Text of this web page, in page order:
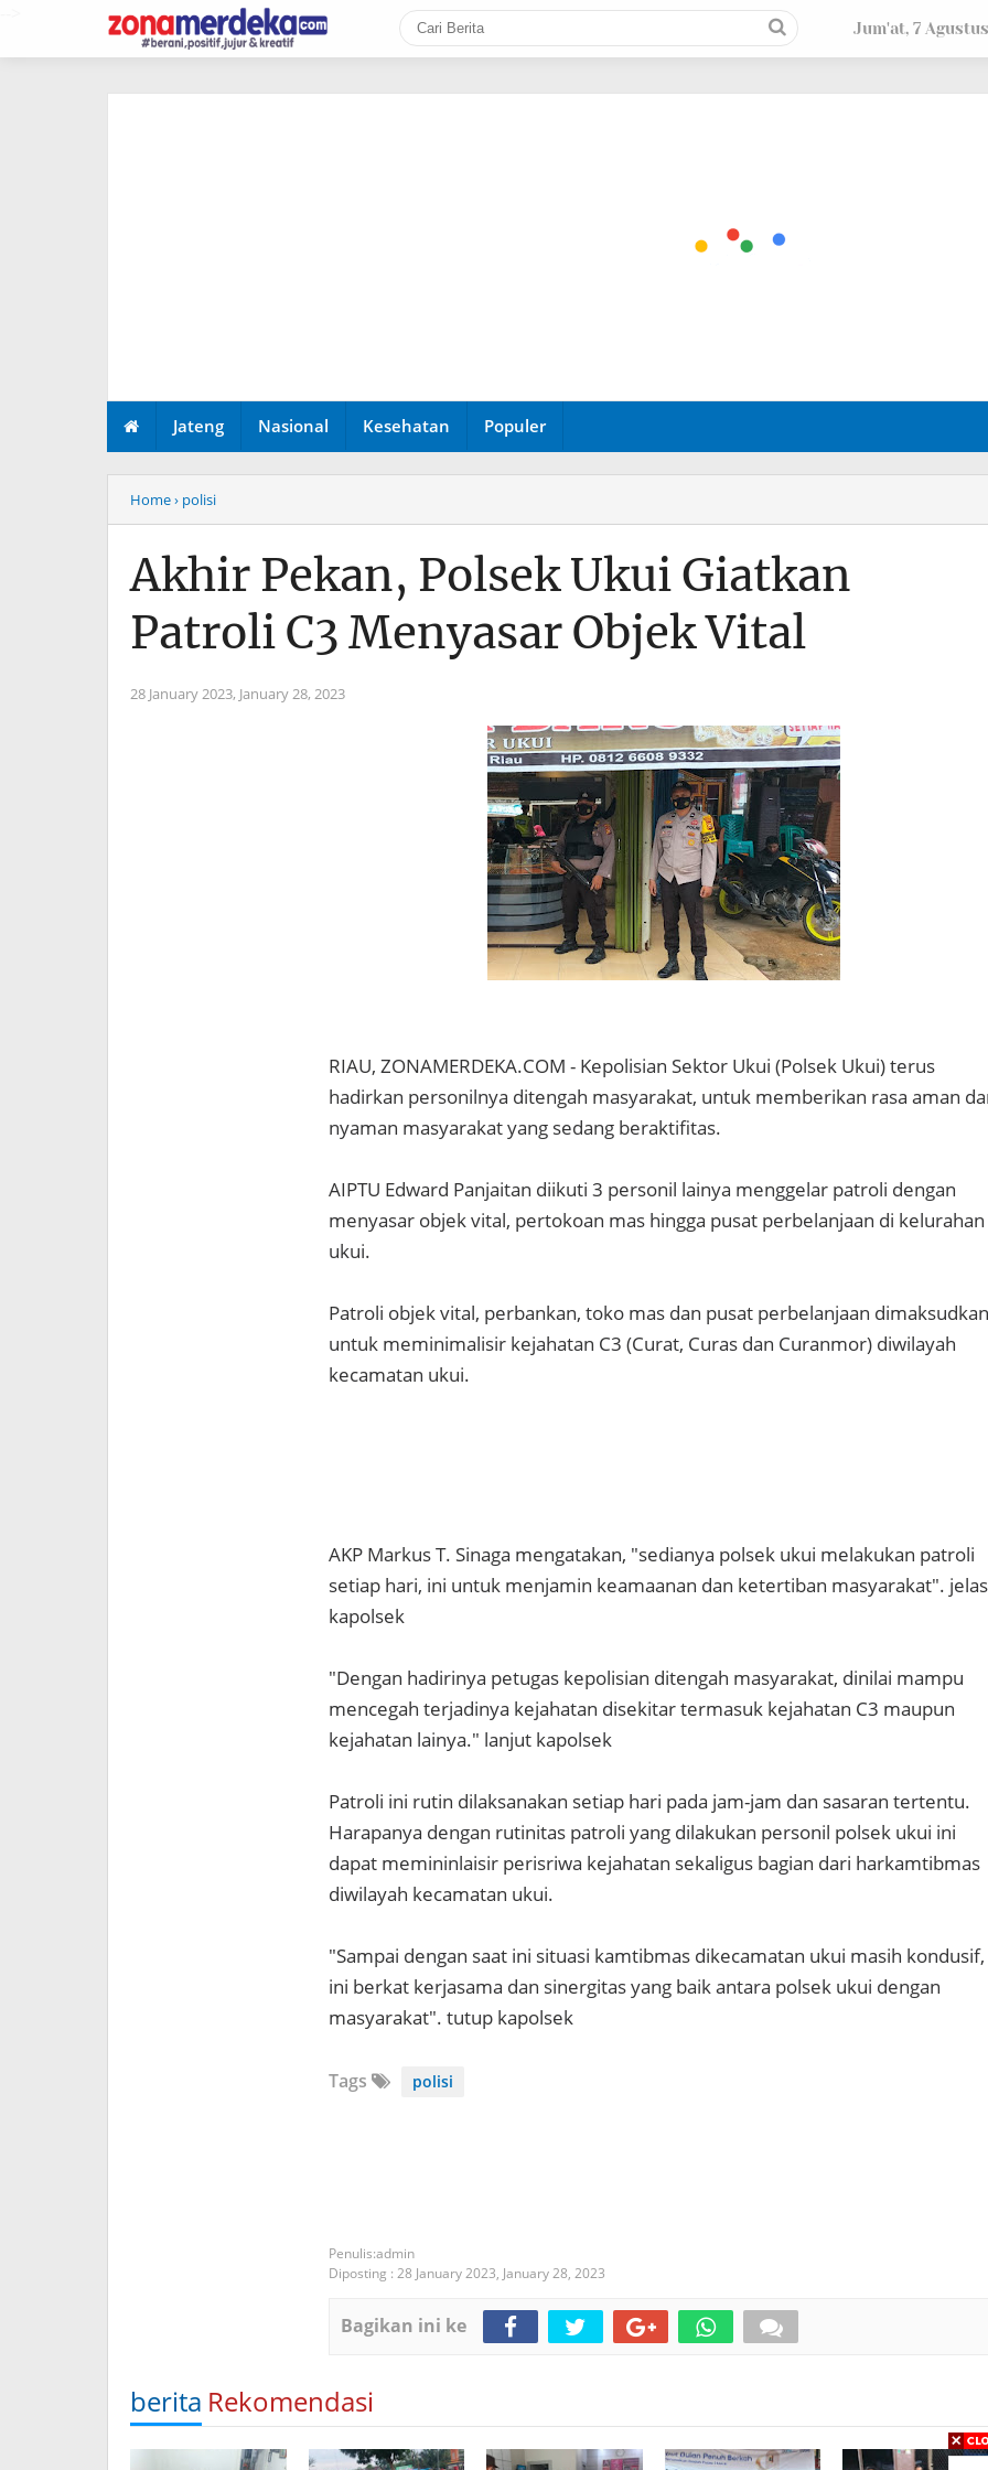
Jum'at, 7
Jateng Nasional Kesehatan Populer
Home› polisi
Akhir Pekan, Polsek Ukui Giatkan
Patroli C3 Menyasar Objek Vital
28 January 2023, January 28, 2023
RIAU, ZONAMERDEKA.COM - Kepolisian Sektor Ukui (Polsek Ukui) terus
hadirkan personilnya ditengah masyarakat, untuk memberikan rasa aman
nyaman masyarakat yang sedang beraktifitas.
AIPTU Edward Panjaitan diikuti 3 personil lainya menggelar patroli dengan
menyasar objek vital, pertokoan mas hingga pusat perbelanjaan di kelurahan
ukui.
Patroli objek vital, perbankan, toko mas dan pusat perbelanjaan dimaksudkan
untuk meminimalisir kejahatan C3 (Curat, Curas dan Curanmor) diwilayah
kecamatan ukui.
AKP Markus T. Sinaga mengatakan, "sedianya polsek ukui melakukan patroli
setiap hari, ini untuk menjamin keamaanan dan ketertiban masyarakat". jelas
kapolsek
"Dengan hadirinya petugas kepolisian ditengah masyarakat, dinilai mampu
mencegah terjadinya kejahatan disekitar termasuk kejahatan C3 maupun
kejahatan lainya." lanjut kapolsek
Patroli ini rutin dilaksanakan setiap hari pada jam-jam dan sasaran tertentu.
Harapanya dengan rutinitas patroli yang dilakukan personil polsek ukui ini
dapat memininlaisir perisriwa kejahatan sekaligus bagian dari harkamtibmas
diwilayah kecamatan ukui.
"Sampai dengan saat ini situasi kamtibmas dikecamatan ukui masih kondusif,
ini berkat kerjasama dan sinergitas yang baik antara polsek ukui dengan
masyarakat". tutup kapolsek
Tags polisi
admin
Diposting : 28 January 2023, January 28, 2023
Bagikan ini ke
berita Rekomendasi